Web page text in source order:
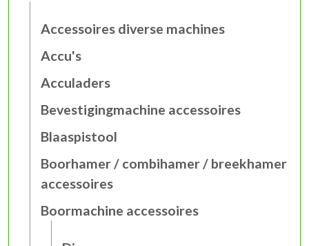
Accessoires diverse machines
Accu's
Acculaders
Bevestigingmachine accessoires
Blaaspistool
Boorhamer / combihamer / breekhamer
accessoires
Boormachine accessoires